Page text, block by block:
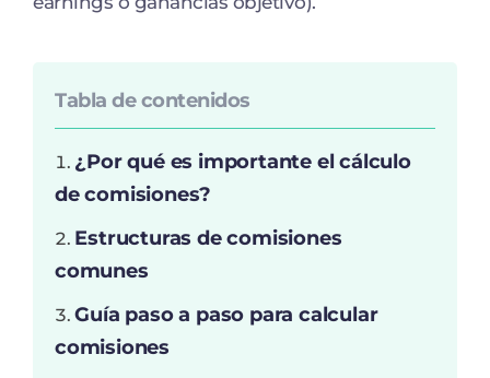
Tabla de contenidos
¿Por qué es importante el cálculo
de comisiones?
Estructuras de comisiones
comunes
Guía paso a paso para calcular
comisiones